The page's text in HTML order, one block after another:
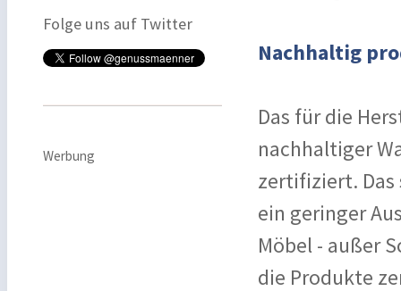
Folge uns auf Twitter
Werbung
Nachhaltig
Das für die
nachhaltiger
zertifiziert. Das
ein geringer
Möbel - außer
die Produkte